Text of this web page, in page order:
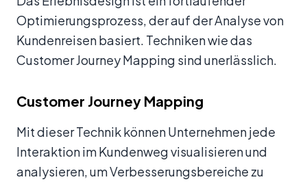
Optimierungsprozess, der auf der Analyse von
Kundenreisen basiert. Techniken wie das
Customer Journey Mapping sind unerlässlich.
Customer Journey Mapping
Mit dieser Technik können Unternehmen jede
Interaktion im Kundenweg visualisieren und
analysieren, um Verbesserungsbereiche zu